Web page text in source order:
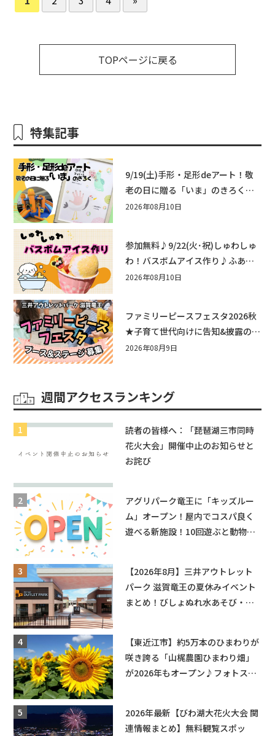
TOPページに戻る
特集記事
9/19(土)手形・足形deアート！敬
老の日に贈る「いま」のきろく♪
他にもふあふあ遊具などお楽しみ
2026年08月10日
参加無料♪9/22(火･祝)しゅわしゅ
わ！バスボムアイス作り♪ふあふ
あ遊具もあるよ！in近江八幡
2026年08月10日
ファミリーピースフェスタ2026秋
★子育て世代向けに告知&披露の場
として♪ステージ又はブース出店
2026年08月9日
週間アクセスランキング
読者の皆様へ：「琵琶湖三市同時
花火大会」開催中止のお知らせと
お詫び
アグリパーク竜王に「キッズルー
ム」オープン！屋内でコスパ良く
遊べる新施設！10回遊ぶと動物触
【2026年8月】三井アウトレット
パーク 滋賀竜王の夏休みイベント
まとめ！びしょぬれ水あそび・激
【東近江市】約5万本のひまわりが
咲き誇る「山梶農園ひまわり畑」
が2026年もオープン♪フォトスポ
2026年最新【びわ湖大花火大会 関
連情報まとめ】無料観覧スポッ